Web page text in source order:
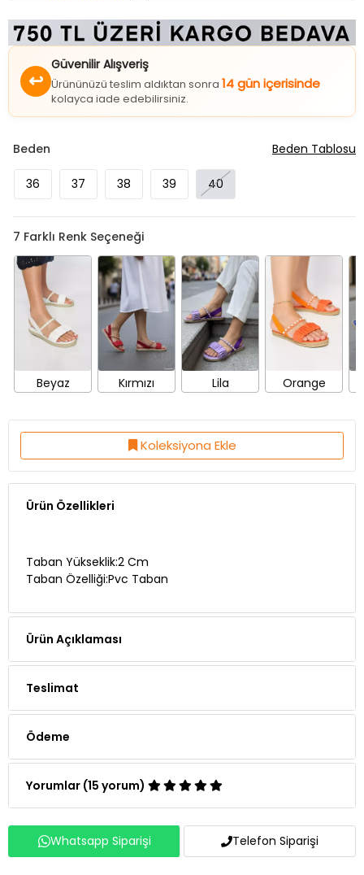
↩
Güvenilir Alışveriş
Ürününüzü teslim aldıktan sonra 14 gün içerisinde
kolayca iade edebilirsiniz.
Beden
36 37 38 39 40
Beden Tablosu
7 Farklı Renk Seçeneği
Beyaz Kırmızı Lila Orange
Koleksiyona Ekle
Ürün Özellikleri
Taban Yükseklik:2 Cm
Taban Özelliği:Pvc Taban
Ürün Açıklaması
Teslimat
Ödeme
Yorumlar (15 yorum)
Whatsapp Siparişi Telefon Siparişi